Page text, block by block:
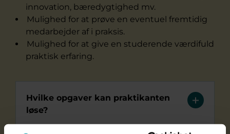
innovation, bæredygtighed mv.
Mulighed for at prøve en eventuel fremtidig
medarbejder af i praksis.
Mulighed for at give en studerende værdifuld
praktisk erfaring.
Hvilke opgaver kan praktikanten
løse?